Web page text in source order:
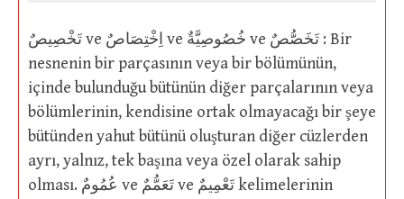
تَخْصِيصٌ ve اِخْتِصَاصٌ ve خُصُوصِيَّةٌ ve تَخَصُّصٌ : Bir
nesnenin bir parçasının veya bir bölümünün,
içinde bulunduğu bütünün diğer parçalarının veya
bölümlerinin, kendisine ortak olmayacağı bir şeye
bütünden yahut bütünü oluşturan diğer cüzlerden
ayrı, yalnız, tek başına veya özel olarak sahip
olması. عُمُومٌ ve تَعَمُّمٌ ve تَعْمِيمٌ kelimelerinin